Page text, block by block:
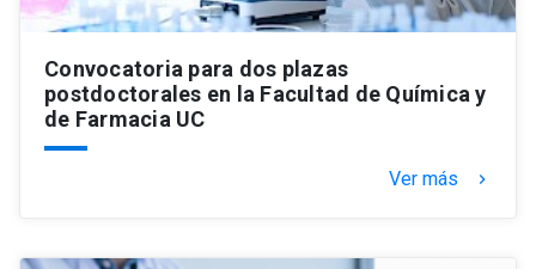
Convocatoria para dos plazas
postdoctorales en la Facultad de Química y
de Farmacia UC
Ver más keyboard_arrow_right